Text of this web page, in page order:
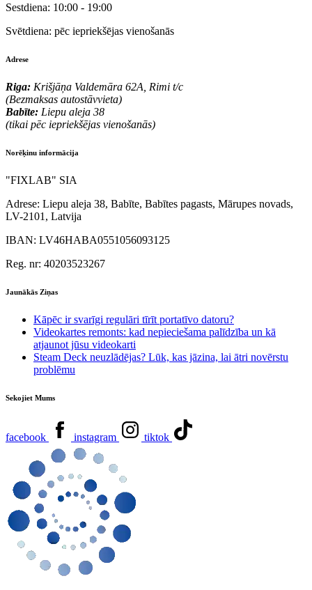
Sestdiena: 10:00 - 19:00
Svētdiena: pēc iepriekšējas vienošanās
Adrese
Riga: Krišjāņa Valdemāra 62A, Rimi t/c
(Bezmaksas autostāvvieta)
Babīte: Liepu aleja 38
(tikai pēc iepriekšējas vienošanās)
Norēķinu informācija
"FIXLAB" SIA
Adrese: Liepu aleja 38, Babīte, Babītes pagasts, Mārupes novads,
LV-2101, Latvija
IBAN: LV46HABA0551056093125
Reg. nr: 40203523267
Jaunākās Ziņas
Kāpēc ir svarīgi regulāri tīrīt portatīvo datoru?
Videokartes remonts: kad nepieciešama palīdzība un kā
atjaunot jūsu videokarti
Steam Deck neuzlādējas? Lūk, kas jāzina, lai ātri novērstu
problēmu
Sekojiet Mums
facebook instagram tiktok